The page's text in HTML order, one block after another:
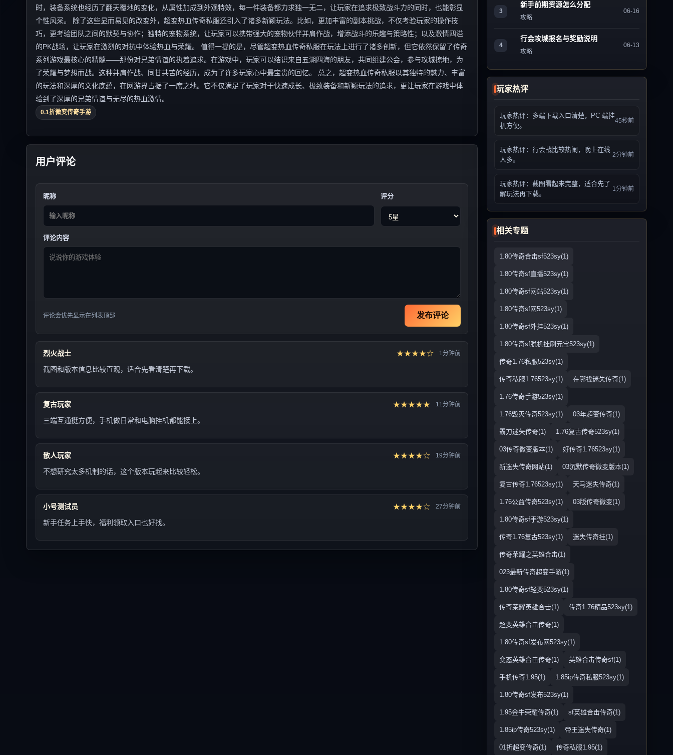
时，装备系统也经历了翻天覆地的变化，从属性加成到外观特效，每一件装备都力求独一无二，让玩家在追求极致战斗力的同时，也能彰显
个性风采。 除了这些显而易见的改变外，超变热血传奇私服还引入了诸多新颖玩法。比如，更加丰富的副本挑战，不仅考验玩家的操作技
巧，更考验团队之间的默契与协作；独特的宠物系统，让玩家可以携带强大的宠物伙伴并肩作战，增添战斗的乐趣与策略性；以及激情四溢
的PK战场，让玩家在激烈的对抗中体验热血与荣耀。 值得一提的是，尽管超变热血传奇私服在玩法上进行了诸多创新，但它依然保留了传奇
系列游戏最核心的精髓——那份对兄弟情谊的执着追求。在游戏中，玩家可以结识来自五湖四海的朋友，共同组建公会，参与攻城掠地，为
了荣耀与梦想而战。这种并肩作战、同甘共苦的经历，成为了许多玩家心中最宝贵的回忆。 总之，超变热血传奇私服以其独特的魅力、丰富
的玩法和深厚的文化底蕴，在网游界占据了一席之地。它不仅满足了玩家对于快速成长、极致装备和新颖玩法的追求，更让玩家在游戏中体
验到了深厚的兄弟情谊与无尽的热血激情。
0.1折微变传奇手游
用户评论
昵称 评分
评论内容
评论会优先显示在列表顶部 发布评论
烈火战士 ★★★★☆ 1分钟前
截图和版本信息比较直观，适合先看清楚再下载。
复古玩家 ★★★★★ 11分钟前
三端互通挺方便，手机做日常和电脑挂机都能接上。
散人玩家 ★★★★☆ 19分钟前
不想研究太多机制的话，这个版本玩起来比较轻松。
小号测试员 ★★★★☆ 27分钟前
新手任务上手快，福利领取入口也好找。
3
新手前期资源怎么分配
攻略
06-16
4
行会攻城报名与奖励说明
攻略
06-13
玩家热评
玩家热评：多端下载入口清楚，PC 端挂
机方便。
45秒前
玩家热评：行会战比较热闹，晚上在线
人多。
2分钟前
玩家热评：截图看起来完整，适合先了
解玩法再下载。
1分钟前
相关专题
1.80传奇合击sf523sy(1)
1.80传奇sf直播523sy(1)
1.80传奇sf网站523sy(1)
1.80传奇sf网523sy(1)
1.80传奇sf外挂523sy(1)
1.80传奇sf脱机挂刷元宝523sy(1)
传奇1.76私服523sy(1)
传奇私服1.76523sy(1) 在哪找迷失传奇(1)
1.76传奇手游523sy(1)
1.76毁灭传奇523sy(1) 03年超变传奇(1)
霸刀迷失传奇(1) 1.76复古传奇523sy(1)
03传奇微变版本(1) 好传奇1.76523sy(1)
新迷失传奇网站(1) 03沉默传奇微变版本(1)
复古传奇1.76523sy(1) 天马迷失传奇(1)
1.76公益传奇523sy(1) 03版传奇微变(1)
1.80传奇sf手游523sy(1)
传奇1.76复古523sy(1) 迷失传奇挂(1)
传奇荣耀之英雄合击(1)
023最新传奇超变手游(1)
1.80传奇sf轻变523sy(1)
传奇荣耀英雄合击(1) 传奇1.76精品523sy(1)
超变英雄合击传奇(1)
1.80传奇sf发布网523sy(1)
变态英雄合击传奇(1) 英雄合击传奇sf(1)
手机传奇1.95(1) 1.85ip传奇私服523sy(1)
1.80传奇sf发布523sy(1)
1.95金牛荣耀传奇(1) sf英雄合击传奇(1)
1.85ip传奇523sy(1) 帝王迷失传奇(1)
01折超变传奇(1) 传奇私服1.95(1)